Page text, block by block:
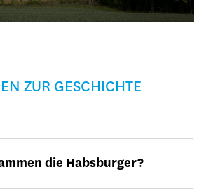
ZUR GESCHICHTE
die Habsburger?